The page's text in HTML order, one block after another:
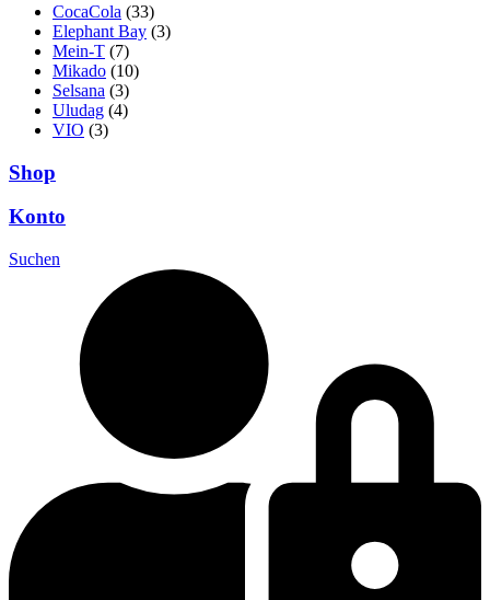
CocaCola (33)
Elephant Bay (3)
Mein-T (7)
Mikado (10)
Selsana (3)
Uludag (4)
VIO (3)
Shop
Konto
Suchen